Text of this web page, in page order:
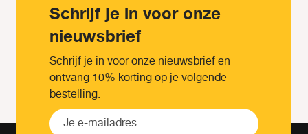
Schrijf je in voor onze
nieuwsbrief
Schrijf je in voor onze nieuwsbrief en
ontvang 10% korting op je volgende
bestelling.